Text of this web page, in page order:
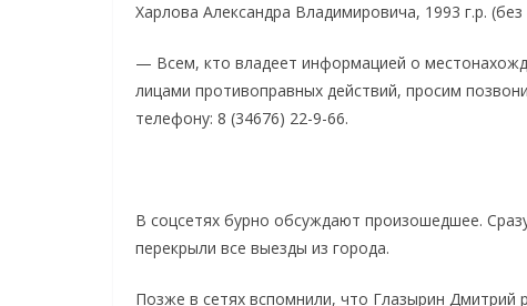
Харлова Александра Владимировича, 1993 г.р.
— Всем, кто владеет информацией о
лицами противоправных действий, просим
телефону: 8 (34676) 22-9-66.
В соцсетях бурно обсуждают произошедшее.
перекрыли все выезды из города.
Позже в сетях вспомнили, что Глазырин Дмитрий